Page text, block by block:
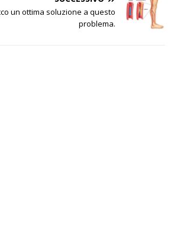
un ottima soluzione a questo
problema.